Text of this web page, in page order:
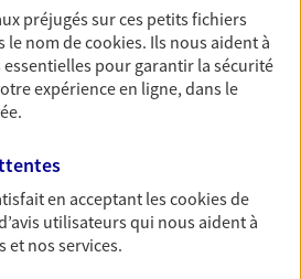
vos projets de
départ à la retraite…
Recevez un conseil d'expert
préjugés sur ces petits fichiers
le nom decookies. Ils nous aident à
pour garantir la sécurité
expérience en ligne, dans le
en acceptant lescookiesde
utilisateurs qui nous aident à
et nos services.